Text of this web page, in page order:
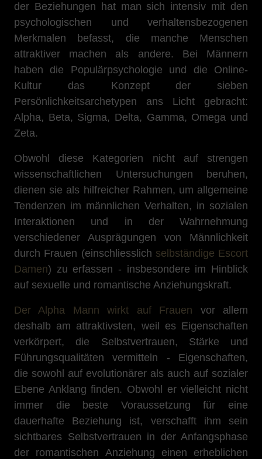
der Beziehungen hat man sich intensiv mit den
psychologischen und verhaltensbezogenen
Merkmalen befasst, die manche Menschen
attraktiver machen als andere. Bei Männern
haben die Populärpsychologie und die Online-
Kultur das Konzept der sieben
Persönlichkeitsarchetypen ans Licht gebracht:
Alpha, Beta, Sigma, Delta, Gamma, Omega und
Zeta.
Obwohl diese Kategorien nicht auf strengen
wissenschaftlichen Untersuchungen beruhen,
dienen sie als hilfreicher Rahmen, um allgemeine
Tendenzen im männlichen Verhalten, in sozialen
Interaktionen und in der Wahrnehmung
verschiedener Ausprägungen von Männlichkeit
durch Frauen (einschliesslich selbständige Escort
Damen) zu erfassen - insbesondere im Hinblick
auf sexuelle und romantische Anziehungskraft.
Der Alpha Mann wirkt auf Frauen vor allem
deshalb am attraktivsten, weil es Eigenschaften
verkörpert, die Selbstvertrauen, Stärke und
Führungsqualitäten vermitteln - Eigenschaften,
die sowohl auf evolutionärer als auch auf sozialer
Ebene Anklang finden. Obwohl er vielleicht nicht
immer die beste Voraussetzung für eine
dauerhafte Beziehung ist, verschafft ihm sein
sichtbares Selbstvertrauen in der Anfangsphase
der romantischen Anziehung einen erheblichen